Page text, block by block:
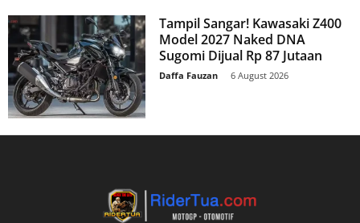
Tampil Sangar! Kawasaki Z400
Model 2027 Naked DNA
Sugomi Dijual Rp 87 Jutaan
Daffa Fauzan 6 August 2026